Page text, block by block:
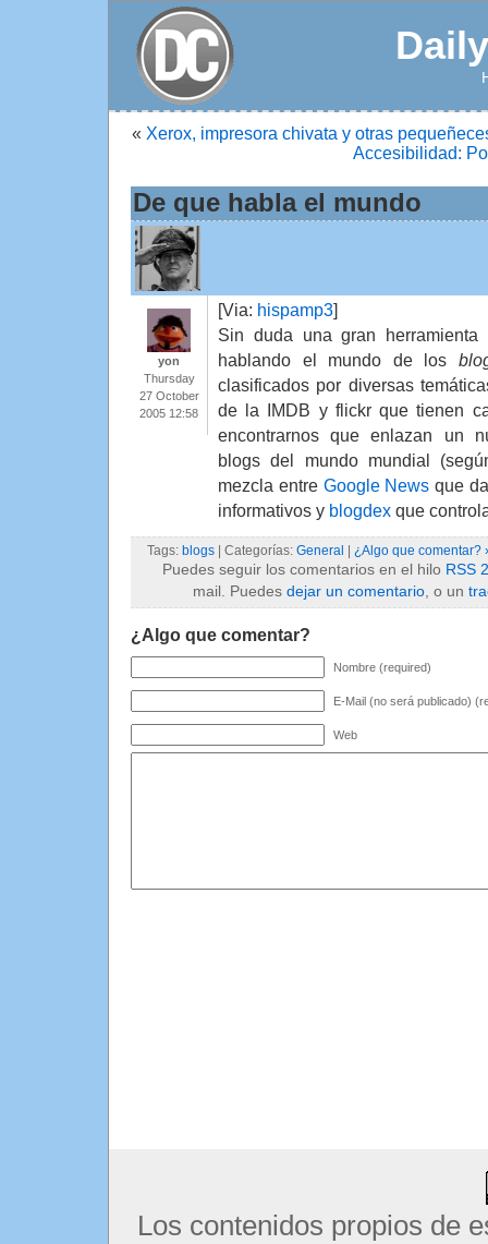
« Xerox, impresora chivata y otras
Accesibilidad:
De que habla el mundo
yon
Thursday
27 October
2005 12:58
[Via: hispamp3]
Sin duda una gran
hablando el mundo de los
clasificados por diversas
de la IMDB y flickr que tienen
encontrarnos que enlazan un
blogs del mundo mundial
mezcla entre Google News que
informativos y blogdex que
Tags: blogs | Categorías: General ¿Algo que comentar?
Puedes seguir los comentarios en el hilo RSS
mail. Puedes dejar un comentario , o un
¿Algo que comentar?
Nombre (required)
E-Mail (no será publicado)
Web
Los contenidos propios de